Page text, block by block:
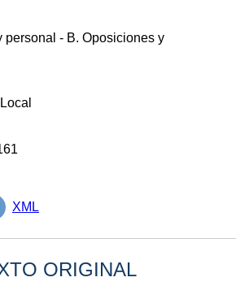
personal - B. Oposiciones y
XML
ORIGINAL